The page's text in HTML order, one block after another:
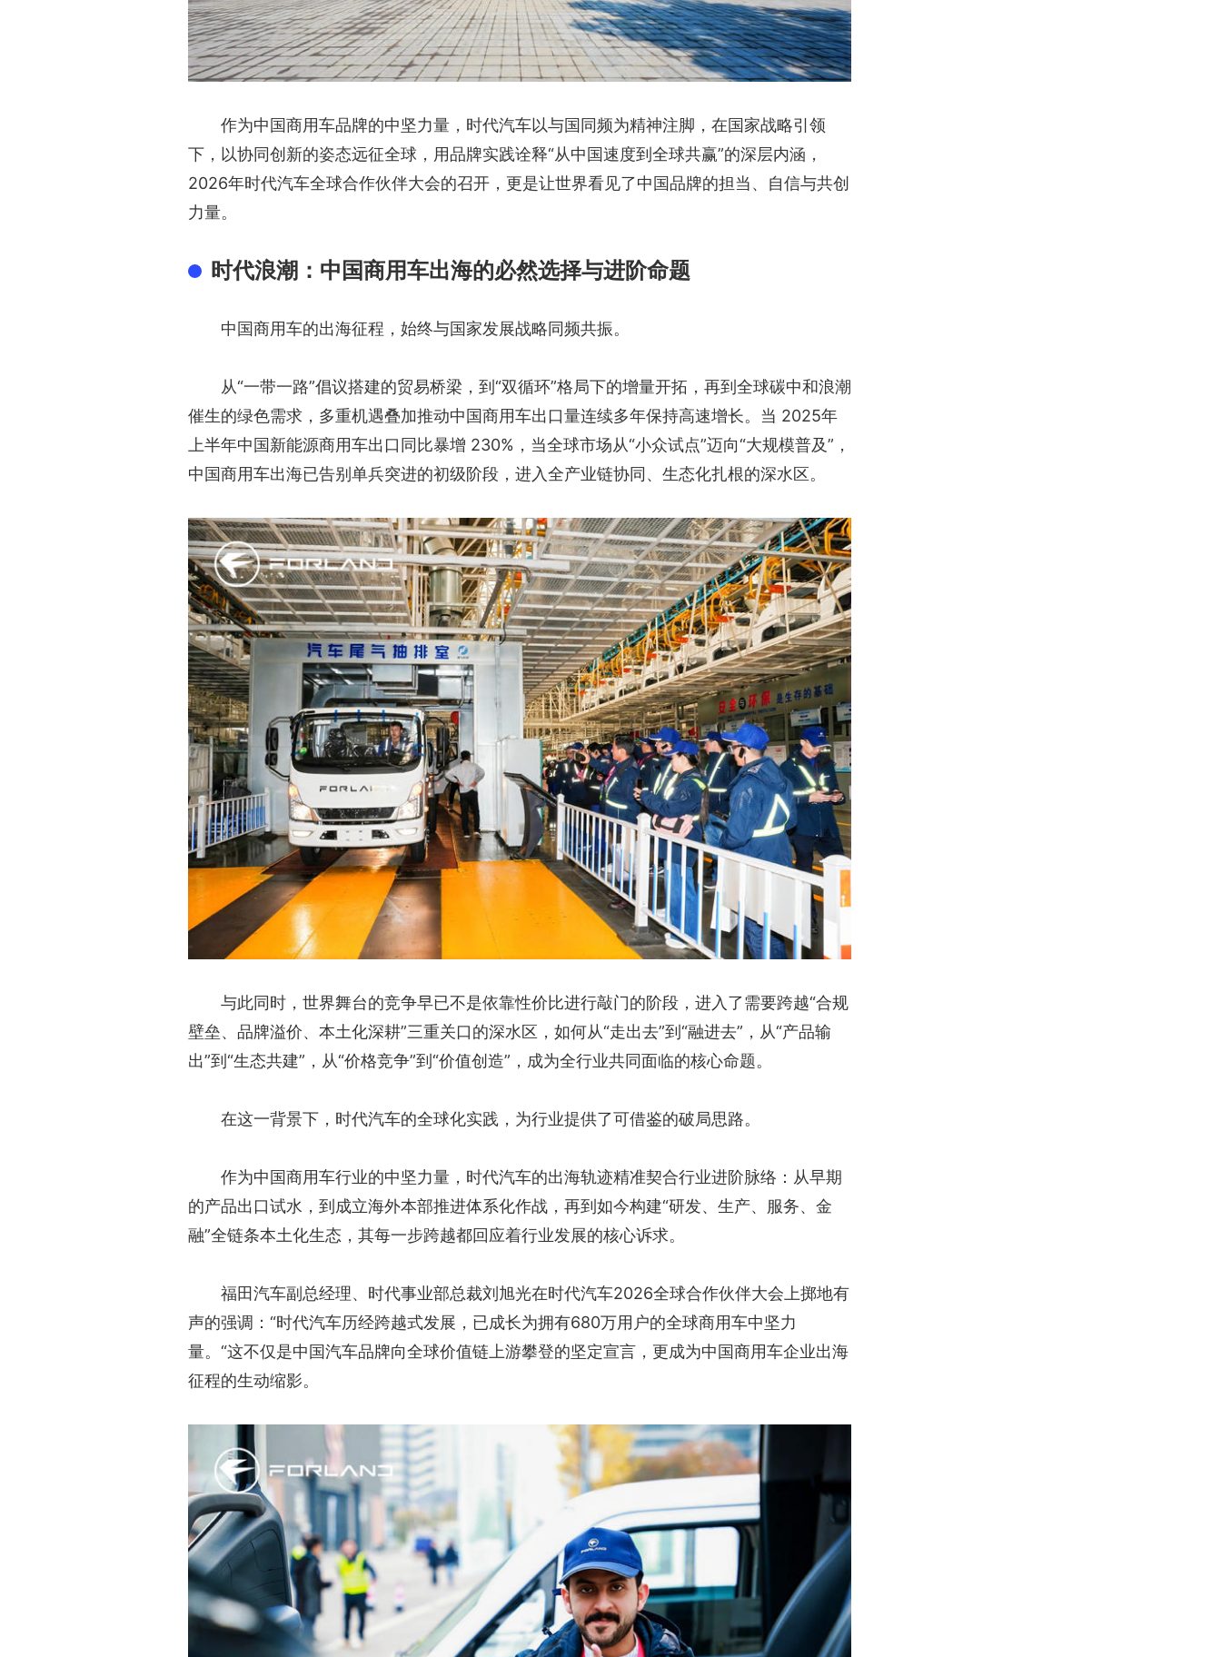
作为中国商用车品牌的中坚力量，时代汽车以与国同频为精神注脚，在国家战略引领
下，以协同创新的姿态远征全球，用品牌实践诠释“从中国速度到全球共赢”的深层内涵，
2026年时代汽车全球合作伙伴大会的召开，更是让世界看见了中国品牌的担当、自信与共创
力量。
时代浪潮：中国商用车出海的必然选择与进阶命题
中国商用车的出海征程，始终与国家发展战略同频共振。
从“一带一路”倡议搭建的贸易桥梁，到“双循环”格局下的增量开拓，再到全球碳中和浪潮
催生的绿色需求，多重机遇叠加推动中国商用车出口量连续多年保持高速增长。当 2025年
上半年中国新能源商用车出口同比暴增 230%，当全球市场从“小众试点”迈向“大规模普及”，
中国商用车出海已告别单兵突进的初级阶段，进入全产业链协同、生态化扎根的深水区。
与此同时，世界舞台的竞争早已不是依靠性价比进行敲门的阶段，进入了需要跨越“合规
壁垒、品牌溢价、本土化深耕”三重关口的深水区，如何从“走出去”到“融进去”，从“产品输
出”到“生态共建”，从“价格竞争”到“价值创造”，成为全行业共同面临的核心命题。
在这一背景下，时代汽车的全球化实践，为行业提供了可借鉴的破局思路。
作为中国商用车行业的中坚力量，时代汽车的出海轨迹精准契合行业进阶脉络：从早期
的产品出口试水，到成立海外本部推进体系化作战，再到如今构建“研发、生产、服务、金
融”全链条本土化生态，其每一步跨越都回应着行业发展的核心诉求。
福田汽车副总经理、时代事业部总裁刘旭光在时代汽车2026全球合作伙伴大会上掷地有
声的强调：“时代汽车历经跨越式发展，已成长为拥有680万用户的全球商用车中坚力
量。“这不仅是中国汽车品牌向全球价值链上游攀登的坚定宣言，更成为中国商用车企业出海
征程的生动缩影。